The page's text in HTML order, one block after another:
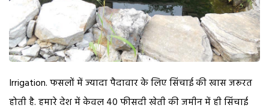
Irrigation. फसलों में ज्यादा पैदावार के लिए सिंचाई की खास जरूरत
होती है. हमारे देश में केवल 40 फीसदी खेती की जमीन में ही सिंचाई